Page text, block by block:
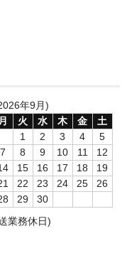
年9月)
月 火 水 木 金
土
1
2 3 4
5
7 8 9 10 11
12
15 16 17 18
19
22 23 24 25
26
29
30
業務休日)